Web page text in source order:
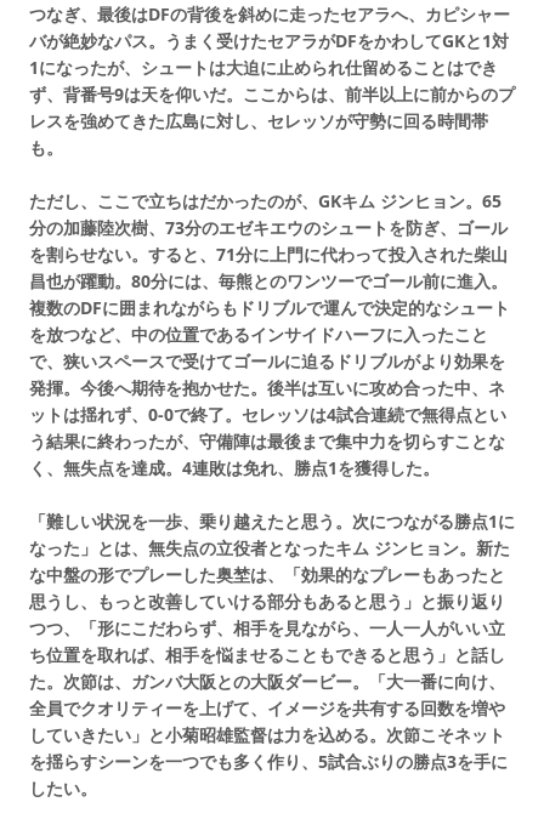
つなぎ、最後はDFの背後を斜めに走ったセアラへ、カピシャー
バが絶妙なパス。うまく受けたセアラがDFをかわしてGKと1対
1になったが、シュートは大迫に止められ仕留めることはでき
ず、背番号9は天を仰いだ。ここからは、前半以上に前からのプ
レスを強めてきた広島に対し、セレッソが守勢に回る時間帯
も。
ただし、ここで立ちはだかったのが、GKキム ジンヒョン。65
分の加藤陸次樹、73分のエゼキエウのシュートを防ぎ、ゴール
を割らせない。すると、71分に上門に代わって投入された柴山
昌也が躍動。80分には、毎熊とのワンツーでゴール前に進入。
複数のDFに囲まれながらもドリブルで運んで決定的なシュート
を放つなど、中の位置であるインサイドハーフに入ったこと
で、狭いスペースで受けてゴールに迫るドリブルがより効果を
発揮。今後へ期待を抱かせた。後半は互いに攻め合った中、ネ
ットは揺れず、0-0で終了。セレッソは4試合連続で無得点とい
う結果に終わったが、守備陣は最後まで集中力を切らすことな
く、無失点を達成。4連敗は免れ、勝点1を獲得した。
「難しい状況を一歩、乗り越えたと思う。次につながる勝点1に
なった」とは、無失点の立役者となったキム ジンヒョン。新た
な中盤の形でプレーした奥埜は、「効果的なプレーもあったと
思うし、もっと改善していける部分もあると思う」と振り返り
つつ、「形にこだわらず、相手を見ながら、一人一人がいい立
ち位置を取れば、相手を悩ませることもできると思う」と話し
た。次節は、ガンバ大阪との大阪ダービー。「大一番に向け、
全員でクオリティーを上げて、イメージを共有する回数を増や
していきたい」と小菊昭雄監督は力を込める。次節こそネット
を揺らすシーンを一つでも多く作り、5試合ぶりの勝点3を手に
したい。